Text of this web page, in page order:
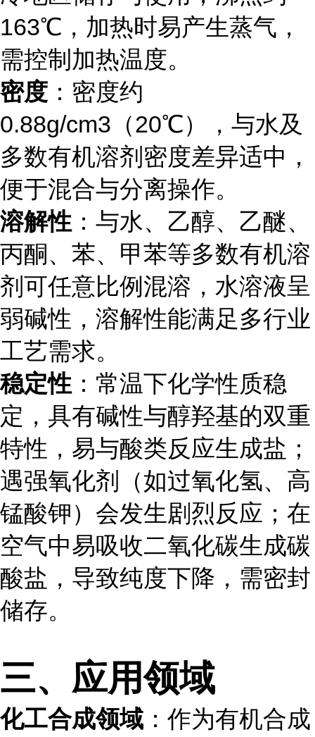
163℃，加热时易产生蒸气，
需控制加热温度。
密度 ：密度约
0.88g/cm3（20℃），与水及
多数有机溶剂密度差异适中，
便于混合与分离操作。
溶解性 ：与水、乙醇、乙醚、
丙酮、苯、甲苯等多数有机溶
剂可任意比例混溶，水溶液呈
弱碱性，溶解性能满足多行业
工艺需求。
稳定性 ：常温下化学性质稳
定，具有碱性与醇羟基的双重
特性，易与酸类反应生成盐；
遇强氧化剂（如过氧化氢、高
锰酸钾）会发生剧烈反应；在
空气中易吸收二氧化碳生成碳
酸盐，导致纯度下降，需密封
储存。
三、应用领域
化工合成领域 ：作为有机合成